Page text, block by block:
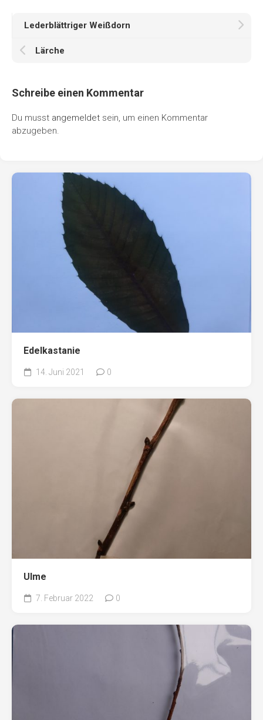
Lederblättriger Weißdorn
Lärche
Schreibe einen Kommentar
Du musst angemeldet sein, um einen Kommentar
abzugeben.
Edelkastanie
14. Juni 2021 0
Ulme
7. Februar 2022 0